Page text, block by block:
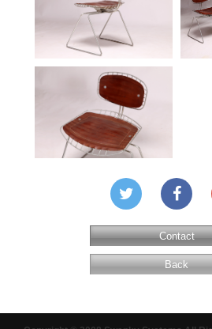
Contact
Back